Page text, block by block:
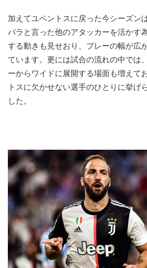
加えてユベントスに戻った今シーズン
バラと言った他のアタッカーを活かす
する動きも見せおり、プレーの幅が広
ています。更には試合の流れの中では
ーからワイドに展開する場面も増えて
トスに欠かせない選手のひとりに挙げ
した。